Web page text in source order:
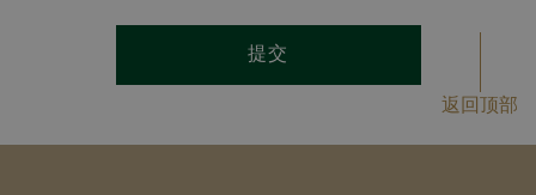
提交
返回顶部